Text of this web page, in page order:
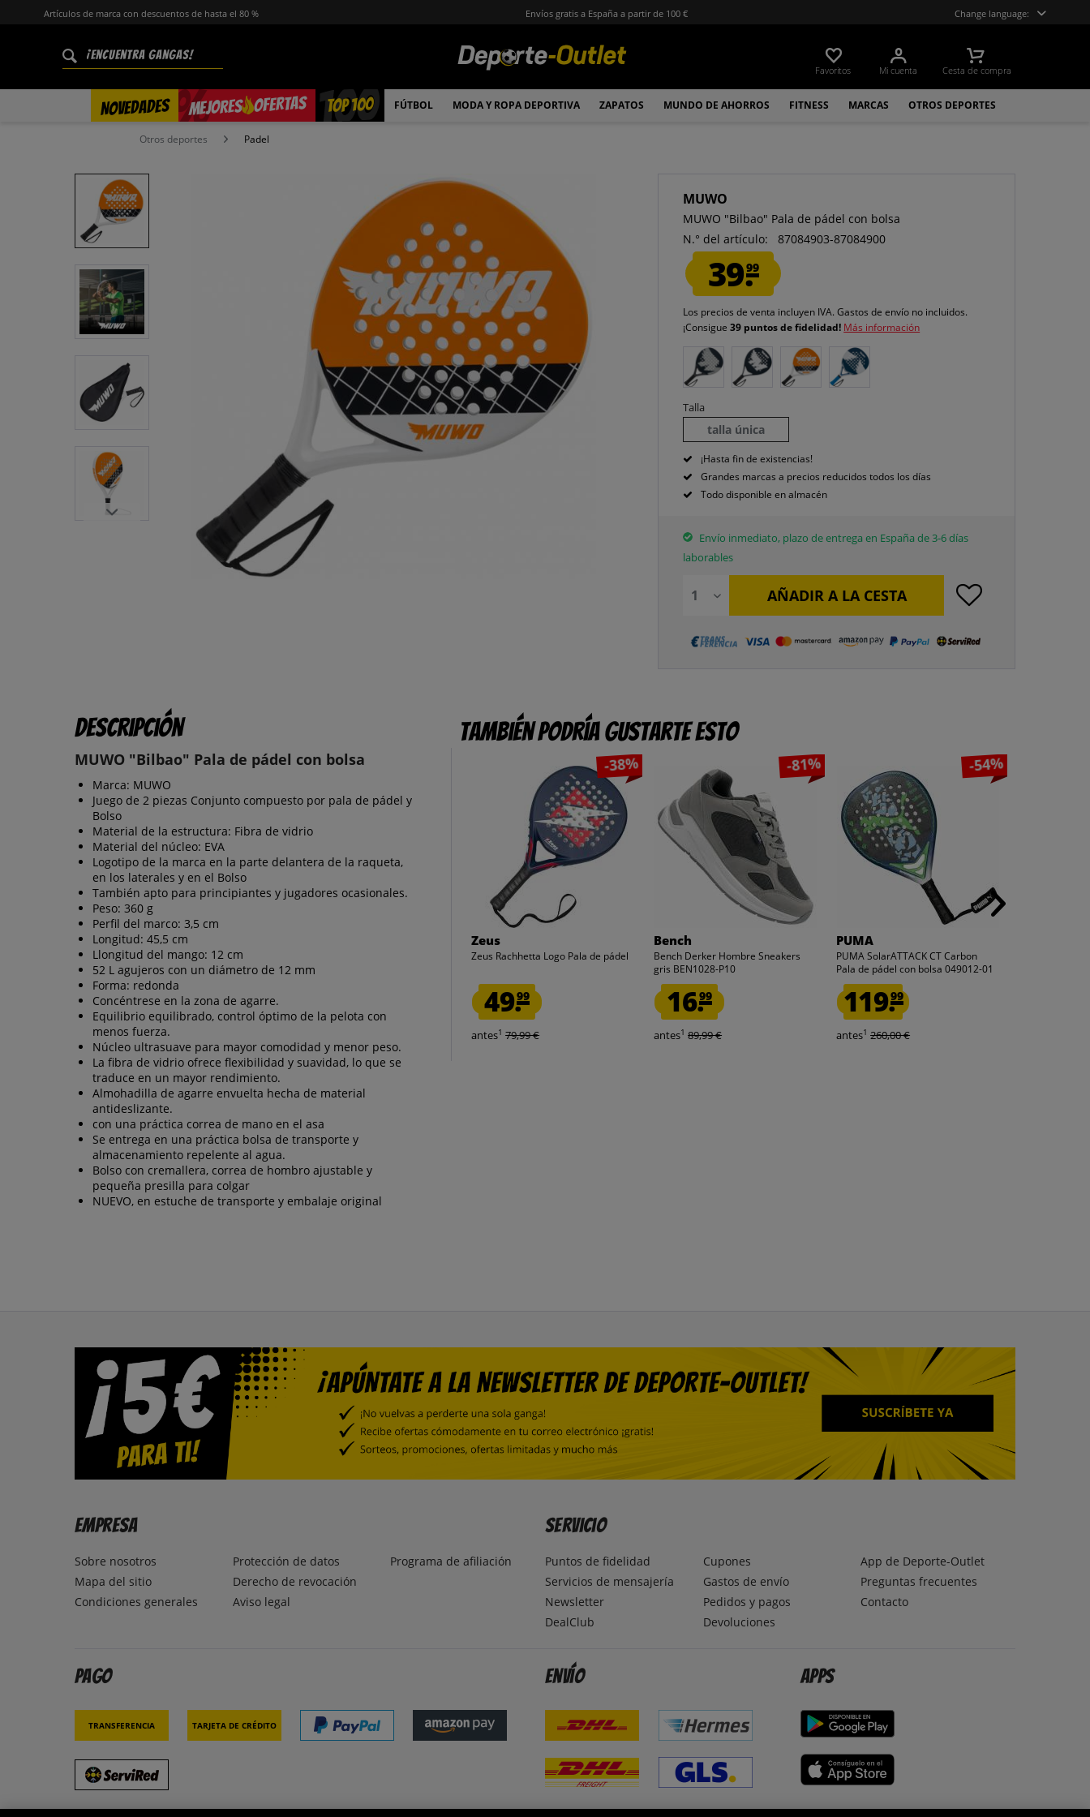
Artículos de marca con descuentos de hasta el 80 % Envíos gratis a España a partir de 100 € Change language:
Favoritos Mi cuenta Cesta de compra
NOVEDADES MEJORES OFERTAS
% TOP 100 FÚTBOL MODA Y ROPA DEPORTIVA ZAPATOS MUNDO DE AHORROS FITNESS MARCAS OTROS DEPORTES
Otros deportes Padel
MUWO
MUWO "Bilbao" Pala de pádel con bolsa
N.° del artículo:
87084903-87084900
39.99
Los precios de venta incluyen IVA.Gastos de envío no incluidos.
¡Consigue39 puntos de fidelidad! Más información
Talla
talla única
¡Hasta fin de existencias!
Grandes marcas a precios reducidos todos los días
Todo disponible en almacén
Envío inmediato, plazo de entrega en España de 3-6 días
laborables
AÑADIR A LA CESTA
Descripción
MUWO "Bilbao" Pala de pádel con bolsa
Marca: MUWO
Juego de 2 piezas Conjunto compuesto por pala de pádel y
Bolso
Material de la estructura: Fibra de vidrio
Material del núcleo: EVA
Logotipo de la marca en la parte delantera de la raqueta,
en los laterales y en el Bolso
También apto para principiantes y jugadores ocasionales.
Peso: 360 g
Perfil del marco: 3,5 cm
Longitud: 45,5 cm
Llongitud del mango: 12 cm
52 L agujeros con un diámetro de 12 mm
Forma: redonda
Concéntrese en la zona de agarre.
Equilibrio equilibrado, control óptimo de la pelota con
menos fuerza.
Núcleo ultrasuave para mayor comodidad y menor peso.
La fibra de vidrio ofrece flexibilidad y suavidad, lo que se
traduce en un mayor rendimiento.
Almohadilla de agarre envuelta hecha de material
antideslizante.
con una práctica correa de mano en el asa
Se entrega en una práctica bolsa de transporte y
almacenamiento repelente al agua.
Bolso con cremallera, correa de hombro ajustable y
pequeña presilla para colgar
NUEVO, en estuche de transporte y embalaje original
También podría gustarte esto
-38%
Zeus
Zeus Rachhetta Logo Pala de pádel
49.99
antes1 79,99 €
-81%
Bench
Bench Derker Hombre Sneakers
gris BEN1028-P10
16.99
antes1 89,99 €
-54%
PUMA
PUMA SolarATTACK CT Carbon
Pala de pádel con bolsa 049012-01
119.99
antes1 260,00 €
Empresa
Sobre nosotros
Mapa del sitio
Condiciones generales
Protección de datos
Derecho de revocación
Aviso legal
Programa de afiliación
Servicio
Puntos de fidelidad
Servicios de mensajería
Newsletter
DealClub
Cupones
Gastos de envío
Pedidos y pagos
Devoluciones
App de Deporte-Outlet
Preguntas frecuentes
Contacto
Pago
Transferencia Tarjeta de crédito
Envío Apps